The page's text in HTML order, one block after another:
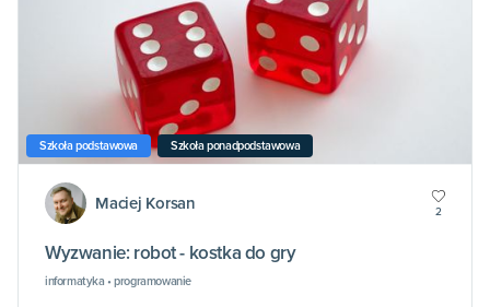
Szkoła podstawowa Szkoła ponadpodstawowa
Maciej Korsan 2
Wyzwanie: robot - kostka do gry
informatyka • programowanie